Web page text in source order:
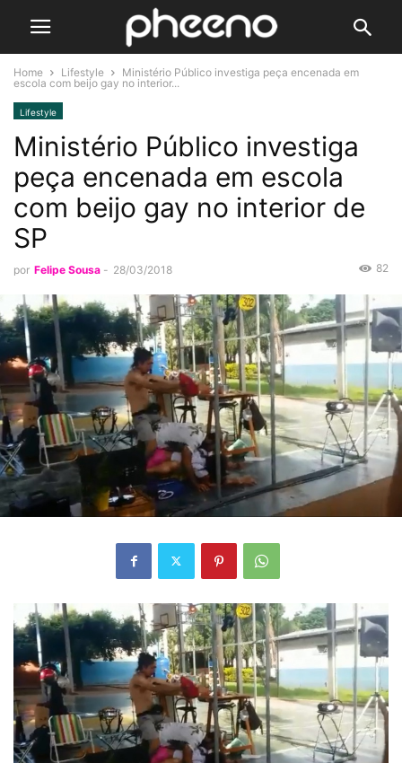
Home Lifestyle
Ministério Público investiga peça encenada em
escola com beijo gay no interior...
Lifestyle
Ministério Público investiga
peça encenada em escola
com beijo gay no interior de
SP
por Felipe Sousa - 28/03/2018 82